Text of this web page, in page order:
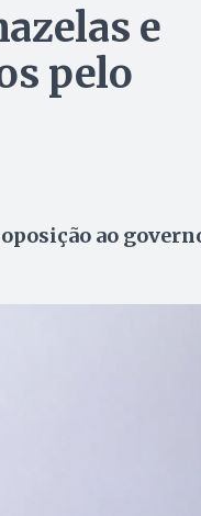
e
pelo
ao